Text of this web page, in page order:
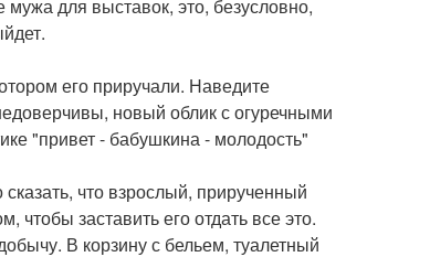
для выставок, это, безусловно,
его приручали. Наведите
новый облик с огуречными
"привет - бабушкина - молодость"
что взрослый, прирученный
чтобы заставить его отдать все это.
В корзину с бельем, туалетный